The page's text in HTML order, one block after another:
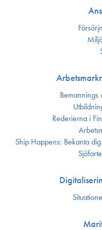
Rederierna i
Ship Happens: Bekanta